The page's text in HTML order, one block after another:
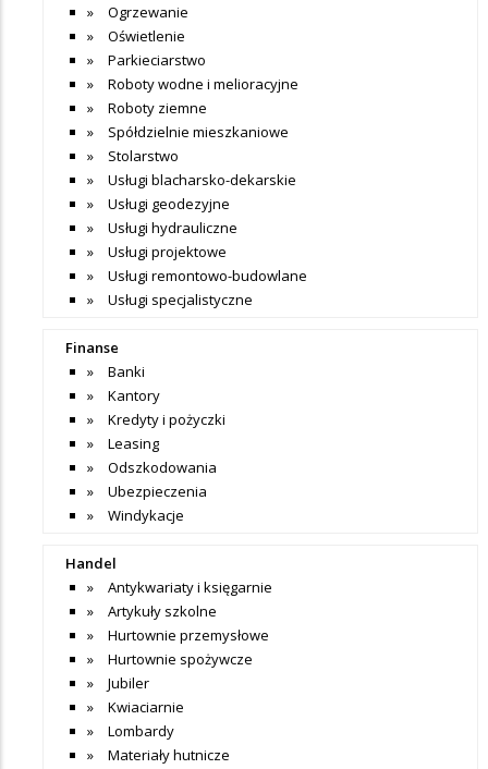
Ogrzewanie
Oświetlenie
Parkieciarstwo
Roboty wodne i melioracyjne
Roboty ziemne
Spółdzielnie mieszkaniowe
Stolarstwo
Usługi blacharsko-dekarskie
Usługi geodezyjne
Usługi hydrauliczne
Usługi projektowe
Usługi remontowo-budowlane
Usługi specjalistyczne
Finanse
Banki
Kantory
Kredyty i pożyczki
Leasing
Odszkodowania
Ubezpieczenia
Windykacje
Handel
Antykwariaty i księgarnie
Artykuły szkolne
Hurtownie przemysłowe
Hurtownie spożywcze
Jubiler
Kwiaciarnie
Lombardy
Materiały hutnicze